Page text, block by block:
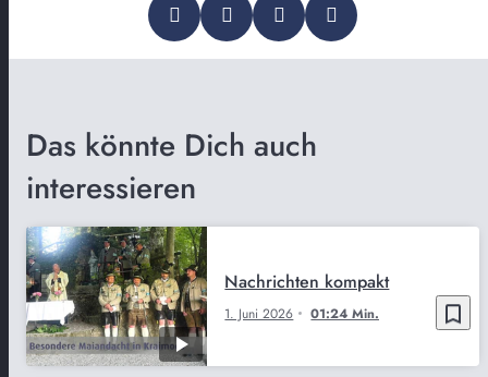
Das könnte Dich auch
interessieren
bookmark_border
1. Juni 2026 01:24 Min.
Nachrichten kompakt